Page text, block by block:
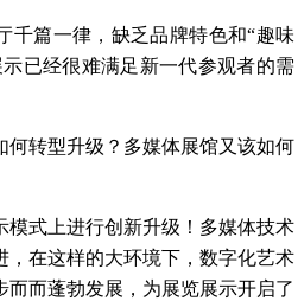
千篇一律，缺乏品牌特色和“趣味
已经很难满足新一代参观者的需
何转型升级？多媒体展馆又该如何
模式上进行创新升级！多媒体技术
，在这样的大环境下，数字化艺术
而蓬勃发展，为展览展示开启了